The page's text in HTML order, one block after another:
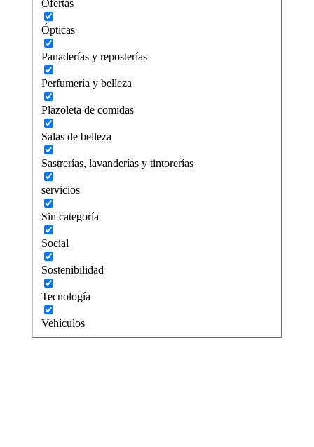
Ofertas
Ópticas
Panaderías y reposterías
Perfumería y belleza
Plazoleta de comidas
Salas de belleza
Sastrerías, lavanderías y tintorerías
servicios
Sin categoría
Social
Sostenibilidad
Tecnología
Vehículos